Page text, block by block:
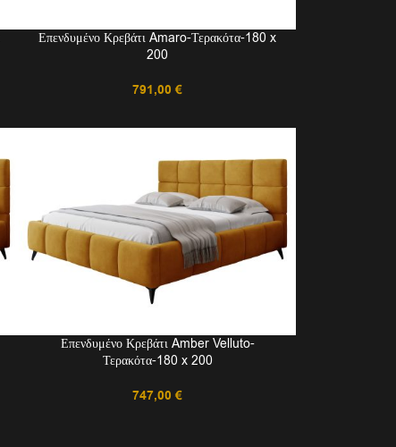
Επενδυμένο Κρεβάτι Amaro-Τερακότα-180 x
200
791,00€
Επενδυμένο Κρεβάτι Amber Velluto-
Τερακότα-180 x 200
747,00€